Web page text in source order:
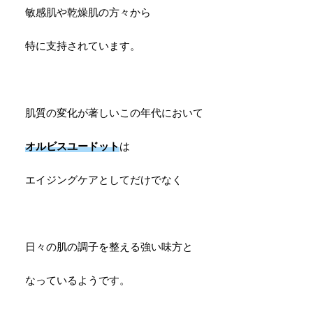
敏感肌や乾燥肌の方々から
特に支持されています。
肌質の変化が著しいこの年代において
オルビスユードットは
エイジングケアとしてだけでなく
日々の肌の調子を整える強い味方と
なっているようです。